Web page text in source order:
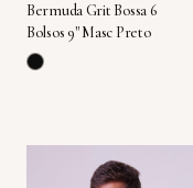
Bermuda Grit Bossa 6
Bolsos 9" Masc Preto